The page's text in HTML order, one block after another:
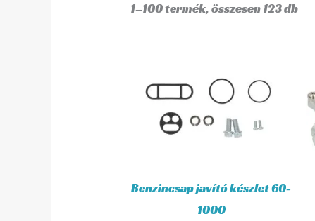
1–100 termék, összesen 123 db
Benzincsap javító készlet 60-
1000